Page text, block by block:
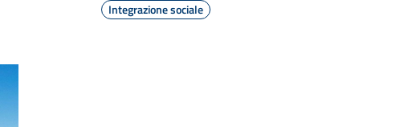
Integrazione sociale